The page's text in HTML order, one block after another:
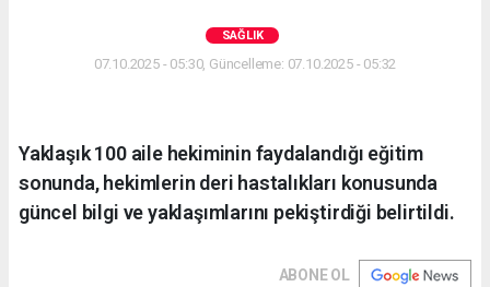
SAĞLIK
07.10.2025 - 05:30, Güncelleme: 07.10.2025 - 05:32
Yaklaşık 100 aile hekiminin faydalandığı eğitim
sonunda, hekimlerin deri hastalıkları konusunda
güncel bilgi ve yaklaşımlarını pekiştirdiği belirtildi.
ABONE OL